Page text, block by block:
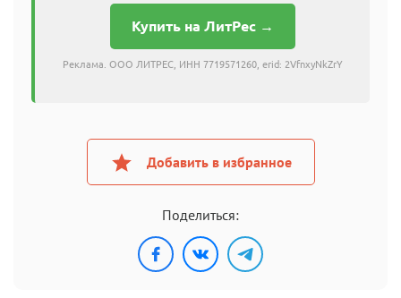
Купить на ЛитРес →
Реклама. ООО ЛИТРЕС, ИНН 7719571260, erid: 2VfnxyNkZrY
Добавить в избранное
Поделиться: